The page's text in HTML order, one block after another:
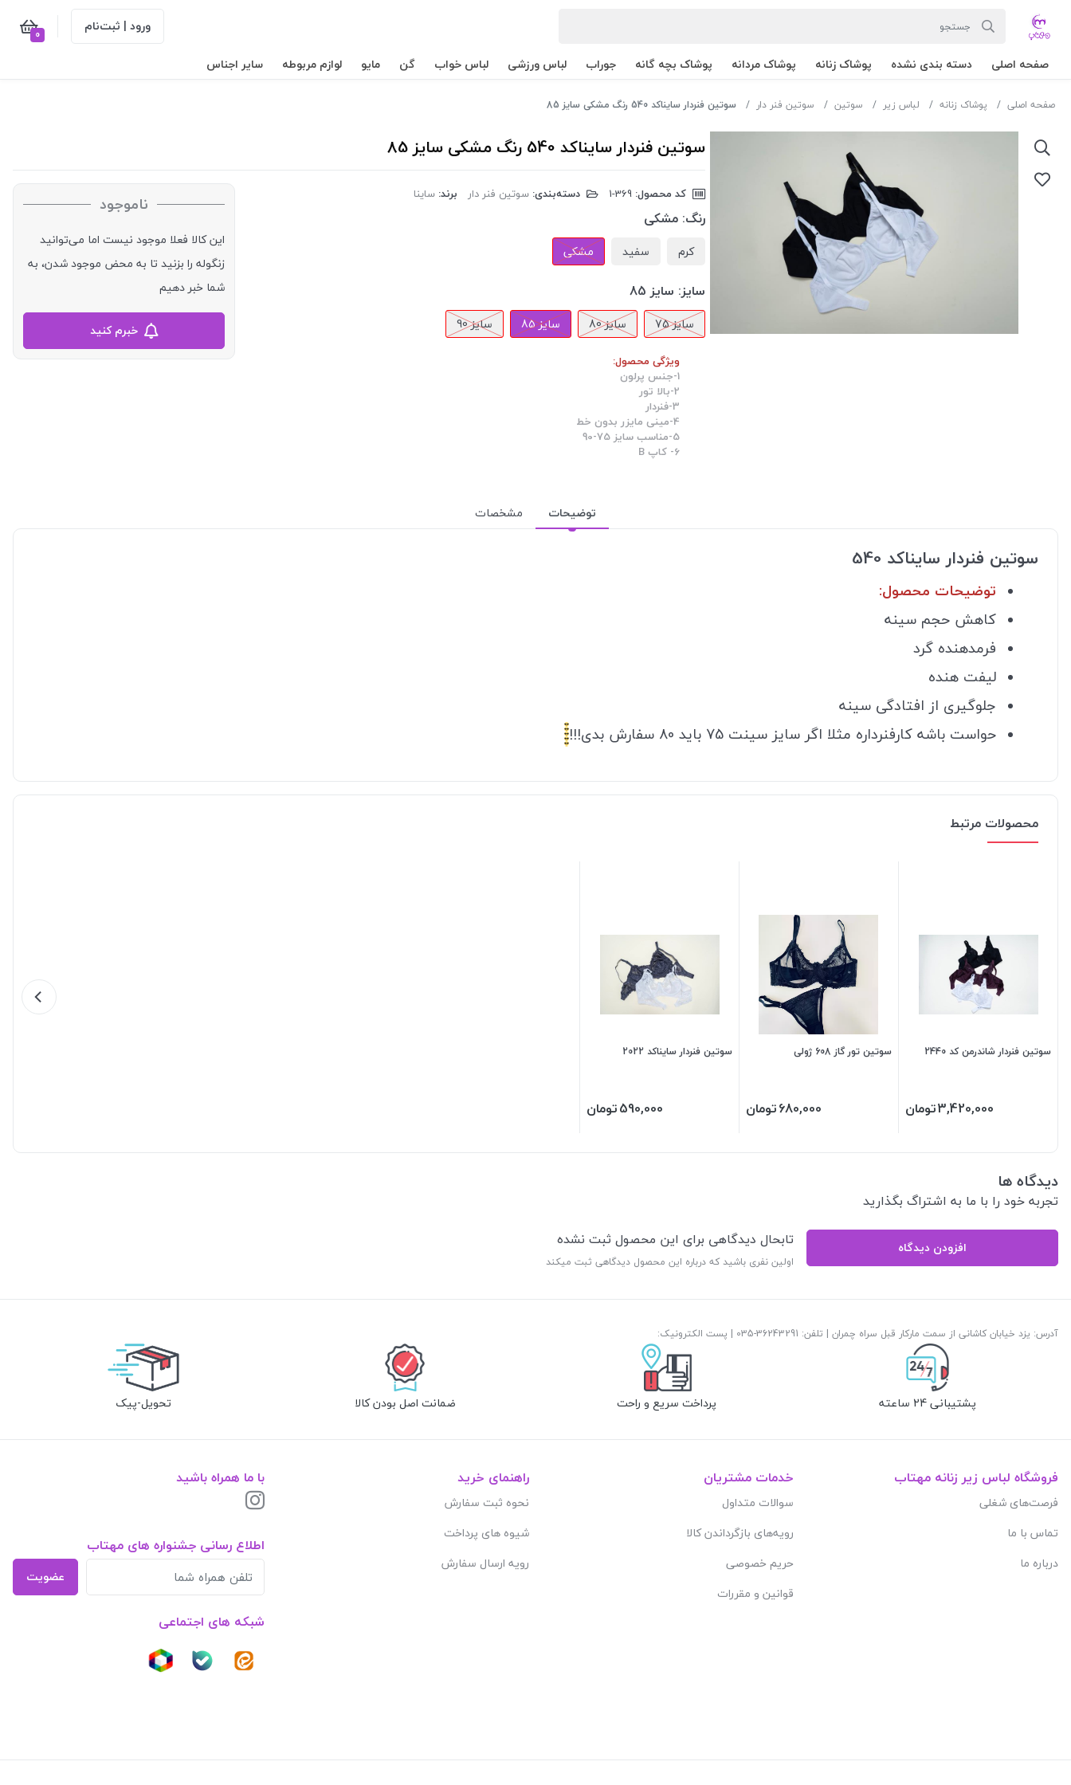
ورود | ثبت‌نام 0
صفحه اصلی دسته بندی نشده پوشاک زنانه پوشاک مردانه پوشاک بچه گانه جوراب لباس ورزشی لباس خواب گن مایو لوازم مربوطه سایر اجناس
صفحه اصلی پوشاک زنانه لباس زیر سوتین سوتین فنر دار سوتین فنردار سایناکد 540 رنگ مشکی سایز 85
سوتین فنردار سایناکد 540 رنگ مشکی سایز 85
کد محصول: دسته‌بندی: سوتین فنر دار برند: ساینا
رنگ: مشکی
کرم سفید مشکی
سایز: سایز 85
سایز 75 سایز 80 سایز 85 سایز 90
ویژگی محصول:
1-جنس پرلون
2-بالا تور
3-فنردار
4-مینی مایزر بدون خط
5-مناسب سایز 75-90
6- کاپ B
ناموجود
این کالا فعلا موجود نیست اما می‌توانید
زنگوله را بزنید تا به محض موجود شدن، به
شما خبر دهیم
خبرم کنید
توضیحات مشخصات
سوتین فنردار سایناکد 540
توضیحات محصول:
کاهش حجم سینه
فرمدهنده گرد
لیفت هنده
جلوگیری از افتادگی سینه
حواست باشه کارفنرداره مثلا اگر سایز سینت 75 باید 80 سفارش بدی!!!
محصولات مرتبط
سوتین فنردار شاندرمن کد 2440
3,420,000تومان
سوتین تور گاز 608 ژولی
680,000تومان
سوتین فنردار سایناکد 2022
590,000تومان
دیدگاه ها
تجربه خود را با ما به اشتراگ بگذارید
افزودن دیدگاه تابحال دیدگاهی برای این محصول ثبت نشده
اولین نفری باشید که درباره این محصول دیدگاهی ثبت میکند
آدرس: یزد خیابان کاشانی از سمت مارکار قبل سراه چمران | تلفن: ‎035-36243291 | پست الکترونیک:
پشتیبانی 24 ساعته پرداخت سریع و راحت ضمانت اصل بودن کالا تحویل-پیک
فروشگاه لباس زیر زنانه مهتاب
فرصت‌های شغلی
تماس با ما
درباره ما
خدمات مشتریان
سوالات متداول
رویه‌های بازگرداندن کالا
حریم خصوصی
قوانین و مقررات
راهنمای خرید
نحوه ثبت سفارش
شیوه های پرداخت
رویه ارسال سفارش
با ما همراه باشید
اطلاع رسانی جشنواره های مهتاب
عضویت
شبکه های اجتماعی